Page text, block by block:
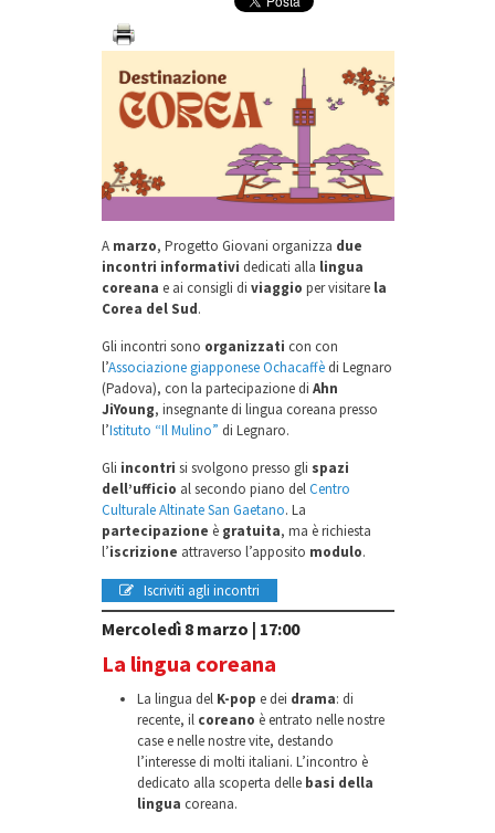
A marzo, Progetto Giovani organizza due
incontri informativi dedicati alla lingua
coreana e ai consigli di viaggio per visitare la
Corea del Sud.
Gli incontri sono organizzati con con
l’Associazione giapponese Ochacaffèdi Legnaro
(Padova), con la partecipazione di Ahn
JiYoung, insegnante di lingua coreana presso
l’Istituto “Il Mulino” di Legnaro.
Gli incontri si svolgono presso gli spazi
dell’ufficio al secondo piano delCentro
Culturale Altinate San Gaetano. La
partecipazione è gratuita, ma è richiesta
l’iscrizione attraverso l’apposito modulo.
Iscriviti agli incontri
Mercoledì 8 marzo | 17:00
La lingua coreana
La lingua del K-pop e dei drama: di
recente, il coreano è entrato nelle nostre
case e nelle nostre vite, destando
l’interesse di molti italiani. L’incontro è
dedicato alla scoperta delle basi della
lingua coreana.